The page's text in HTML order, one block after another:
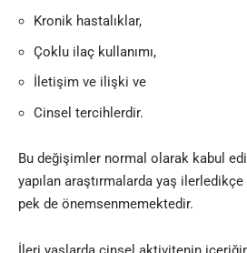
Kronik hastalıklar,
Çoklu ilaç kullanımı,
İletişim ve ilişki ve
Cinsel tercihlerdir.
Bu değişimler normal olarak kabul
yapılan araştırmalarda yaş
pek de önemsenmemektedir.